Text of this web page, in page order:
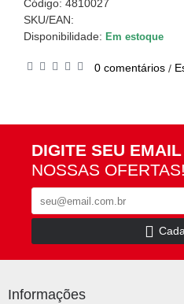
Código: 4810027
SKU/EAN:
Disponibilidade: Em estoque
0 comentários /
DIGITE SEU EMAIL
NOSSAS OFERTAS!
Informações